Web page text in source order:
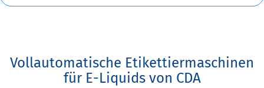
Vollautomatische Etikettiermaschinen
für E-Liquids von CDA